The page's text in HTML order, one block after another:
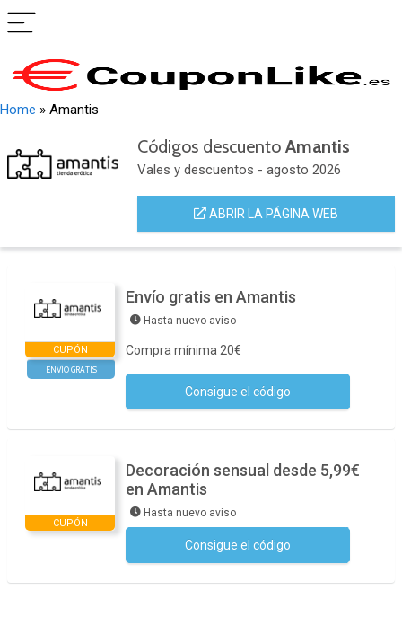
Home » Amantis
Códigos descuento Amantis
Vales y descuentos - agosto 2026
ABRIR LA PÁGINA WEB
CUPÓN
ENVÍO GRATIS
Envío gratis en Amantis
Hasta nuevo aviso
Compra mínima 20€
Consigue el código
CUPÓN
Decoración sensual desde 5,99€
en Amantis
Hasta nuevo aviso
Consigue el código